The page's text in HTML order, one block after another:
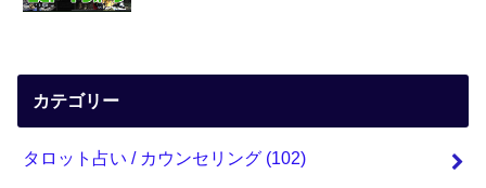
カテゴリー
タロット占い / カウンセリング (102)